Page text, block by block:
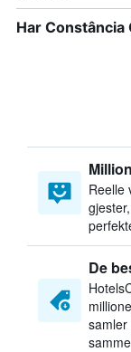
Har Constância
Reelle
De
samler